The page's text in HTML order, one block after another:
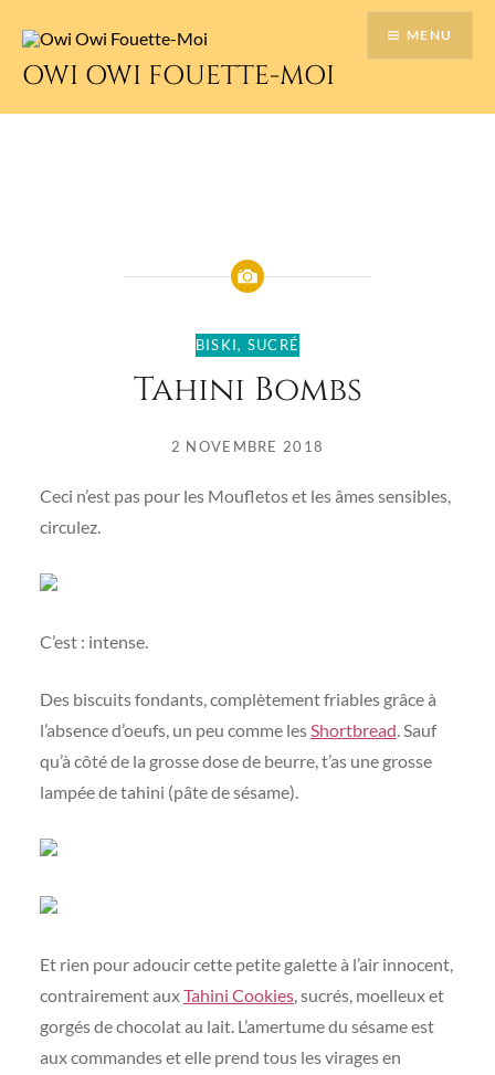
contenu
OWI OWI FOUETTE-MOI
MENU
BISKI, SUCRÉ
Tahini Bombs
2 NOVEMBRE 2018
Ceci n’est pas pour les Moufletos et les âmes sensibles,
circulez.
C’est : intense.
Des biscuits fondants, complètement friables grâce à
l’absence d’oeufs, un peu comme les Shortbread . Sauf
qu’à côté de la grosse dose de beurre, t’as une grosse
lampée de tahini (pâte de sésame).
Et rien pour adoucir cette petite galette à l’air innocent,
contrairement auxTahini Cookies, sucrés, moelleux et
gorgés de chocolat au lait. L’amertume du sésame est
aux commandes et elle prend tous les virages en